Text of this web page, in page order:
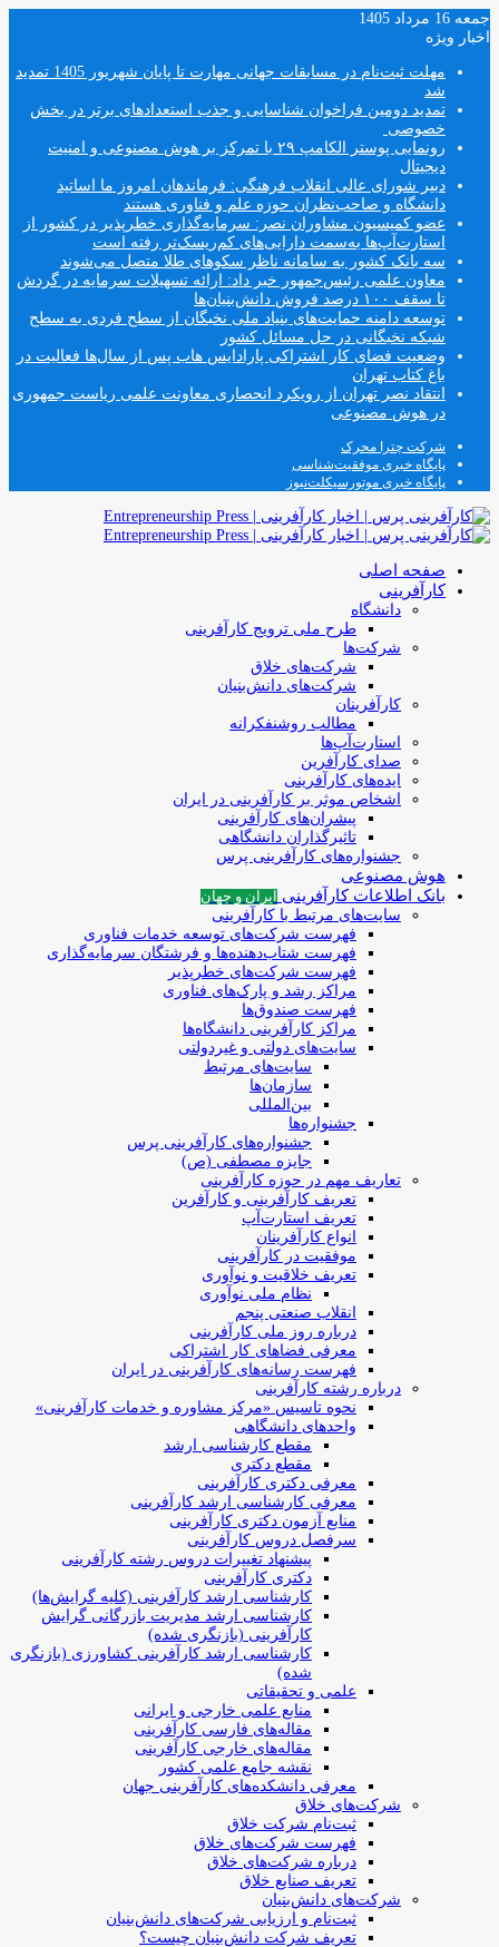
جمعه 16 مرداد 1405
اخبار ویژه
مهلت ثبت‌نام در مسابقات جهانی مهارت تا پایان شهریور 1405 تمدید
شد
تمدید دومین فراخوان شناسایی و جذب استعدادهای برتر در بخش
خصوصی
رونمایی پوستر الکامپ ۲۹ با تمرکز بر هوش مصنوعی و امنیت
دیجیتال
دبیر شورای عالی انقلاب فرهنگی: فرماندهان امروز ما اساتید
دانشگاه و صاحب‌نظران حوزه علم و فناوری هستند
عضو کمیسیون مشاوران نصر: سرمایه‌گذاری خطرپذیر در کشور از
استارت‌آپ‌ها به‌سمت دارایی‌های کم‌ریسک‌تر رفته است
سه بانک کشور به سامانه ناظر سکوهای طلا متصل می‌شوند
معاون علمی رئیس‌جمهور خبر داد: ارائه تسهیلات سرمایه در گردش
تا سقف ۱۰۰ درصد فروش دانش‌بنیان‌ها
توسعه دامنه حمایت‌های بنیاد ملی نخبگان از سطح فردی به سطح
شبکه نخبگانی در حل مسائل کشور
وضعیت فضای کار اشتراکی پارادایس هاب پس از سال‌ها فعالیت در
باغ کتاب تهران
انتقاد نصر تهران از رویکرد انحصاری معاونت علمی ریاست جمهوری
در هوش مصنوعی
شرکت چترا محرک
پایگاه خبری موفقیت‌شناسی
پایگاه خبری موتورسیکلت‌نیوز
صفحه اصلی
کارآفرینی
دانشگاه
طرح ملی ترویج کارآفرینی
شرکت‌ها
شرکت‌های خلاق
شرکت‌های دانش‌بنیان
کارآفرینان
مطالب روشنفکرانه
استارت‌آپ‌ها
صدای کارآفرین
ایده‌های کارآفرینی
اشخاص موثر بر کارآفرینی در ایران
پیشران‌های کارآفرینی
تاثیرگذاران دانشگاهی
جشنواره‌های کارآفرینی‌ پرس
هوش مصنوعی
بانک اطلاعات کارآفرینی
ایران و جهان
سایت‌های مرتبط با کارآفرینی
فهرست شرکت‌های‌‌ توسعه‌ خدمات فناوری
فهرست شتاب‌دهنده‌ها‌ و فرشتگان‌ سرمایه‌گذاری
فهرست شرکت‌های خطرپذیر
مراکز رشد و پارک‌های فناوری
فهرست صندوق‌ها
مراکز کارآفرینی دانشگاه‌ها
سایت‌های دولتی و غیردولتی
سایت‌های مرتبط
سازمان‌ها
بین‌المللی
جشنواره‌ها
جشنواره‌های کارآفرینی‌ پرس
جایزه مصطفی (ص)
تعاریف مهم در حوزه کارآفرینی
تعریف کارآفرینی و کارآفرین
تعریف استارت‌آپ
انواع کارآفرینان
موفقیت در کارآفرینی
تعریف خلاقیت و نوآوری
نظام ملی نوآوری
انقلاب صنعتی پنجم
درباره روز ملی کارآفرینی
معرفی فضاهای کار اشتراکی
فهرست رسانه‌های کارآفرینی در ایران
درباره رشته کارآفرینی
نحوه تاسیس «مرکز مشاوره و خدمات کارآفرینی»
واحدهای دانشگاهی
مقطع کارشناسی ارشد
مقطع دکتری
معرفی دکتری کارآفرینی
معرفی کارشناسی ارشد کارآفرینی
منابع آزمون دکتری کارآفرینی
سرفصل دروس کارآفرینی
پیشنهاد تغییرات دروس رشته کارآفرینی
دکتری کارآفرینی
کارشناسی ارشد کارآفرینی (کلیه گرایش‌ها)
کارشناسی ارشد مدیریت بازرگانی گرایش
کارآفرینی (بازنگری شده)
کارشناسی ارشد کارآفرینی کشاورزی (بازنگری
شده)
علمی و تحقیقاتی
منابع علمی خارجی و ایرانی
مقاله‌های فارسی کارآفرینی
مقاله‌های خارجی کارآفرینی
نقشه جامع علمی کشور
معرفی دانشکده‌های کارآفرینی جهان
شرکت‌های خلاق
ثبت‌نام شرکت خلاق
فهرست شرکت‌های خلاق
درباره شرکت‌های خلاق
تعریف صنایع خلاق
شرکت‌های دانش‌بنیان
ثبت‌نام و ارزیابی شرکت‌های دانش‌بنیان
تعریف شرکت دانش‌بنیان چیست؟